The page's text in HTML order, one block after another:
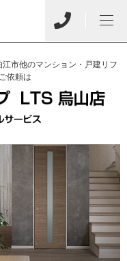
市他のマンション・戸建リフ
依頼は